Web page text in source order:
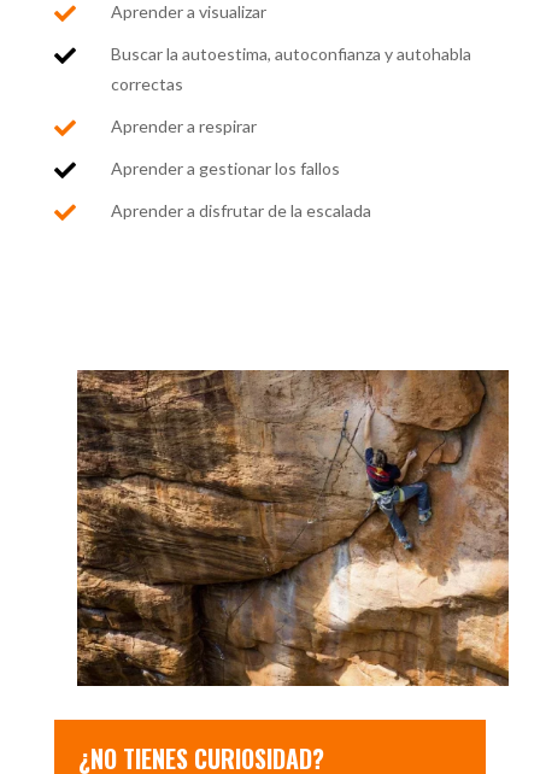
 Aprender a visualizar

Buscar la autoestima, autoconfianza y autohabla
correctas
 Aprender a respirar
 Aprender a gestionar los fallos
 Aprender a disfrutar de la escalada
¿NO TIENES CURIOSIDAD?